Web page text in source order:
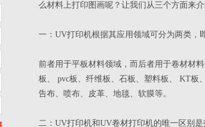
么材料上打印图画呢？让我们从三个方面来介
一：UV打印机根据其应用领域可分为两类，
前者用于平板材料领域，而后者用于卷材材
板、 pvc板、纤维板、石板、塑料板、 KT板
告布、喷布、皮革、地毯、软膜等。
二：UV打印机和UV卷材打印机的唯一区别是